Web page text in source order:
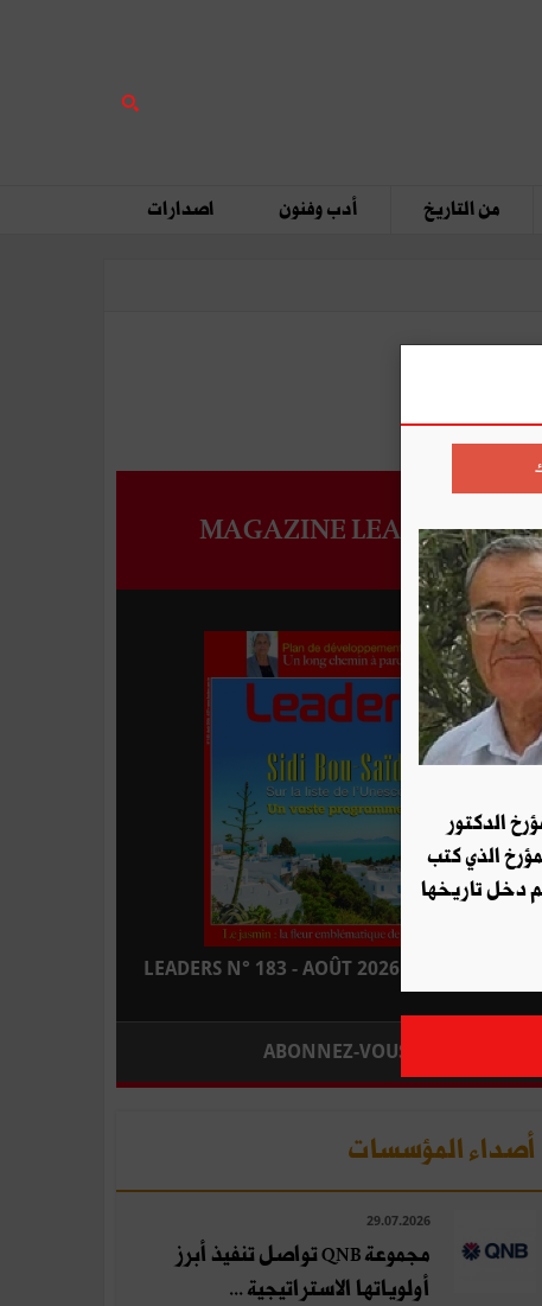
من التاريخ أدب وفنون اصدارات
MAGAZINE LEADERS
LEADERS N° 183 - AOÛT 2026 : EN KIOSQUE
ABONNEZ-VOUS
أصداء المؤسسات
29.07.2026
مجموعة QNB تواصل تنفيذ أبرز
أولوياتها الاستراتيجية ...
الدكتور
الذي كتب
دخل تاريخها